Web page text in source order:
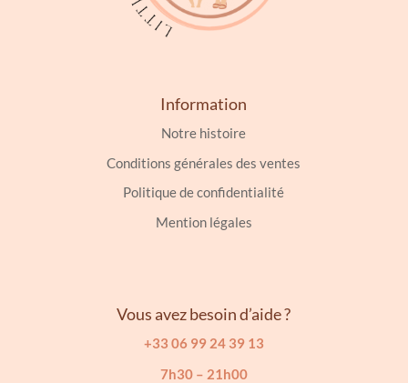
Information
Notre histoire
Conditions générales des ventes
Politique de confidentialité
Mention légales
Vous avez besoin d’aide ?
+33 06 99 24 39 13
7h30 – 21h00